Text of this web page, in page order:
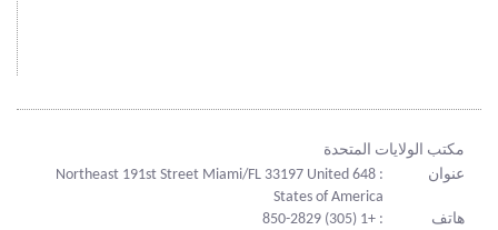
مكتب الولايات المتحدة
عنوان
: 648 Northeast 191st Street Miami/FL 33197 United
States of America
هاتف
: +1 (305) 850-2829